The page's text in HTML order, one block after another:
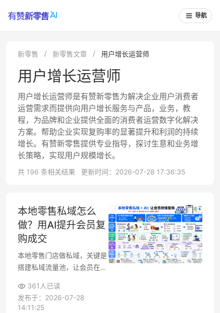
导航
新零售 新零售文章 用户增长运营师
用户增长运营师
用户增长运营师是有赞新零售为解决企业用户消费者
运营需求而提供向用户增长服务与产品，业务，教
程，为品牌和企业提供全面的消费者运营数字化解决
方案。帮助企业实现复购率的显著提升和利润的持续
增长。有赞新零售提供专业指导，探讨生意和业务增
长策略，实现用户规模增长。
共 196 条相关结果 更新时间：2026-07-28 17:36:35
本地零售私域怎么
做？用AI提升会员复
购成交
本地零售门店做私域，关键是
搭建私域流量池，让会员在店
多老板担心没有运营团队、内
容产不出来、会员数据混乱，
361人已读
发布于：2026-07-28
14:11:25